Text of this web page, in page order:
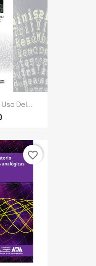
Del...
favorite_border